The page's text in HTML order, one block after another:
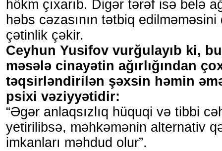
hökm çıxarıb. Digər tərəf isə belə
həbs cəzasının tətbiq
çətinlik çəkir.
Ceyhun Yusifov vurğulayıb ki,
məsələ cinayətin ağırlığından
təqsirləndirilən şəxsin həmin
psixi vəziyyətidir:
“Əgər anlaqsızlıq hüquqi və tibbi
yetirilibsə, məhkəmənin alternativ
imkanları məhdud olur”.